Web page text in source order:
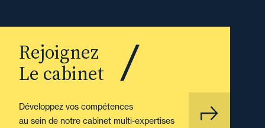
Rejoignez
Le cabinet
Développez vos compétences
au sein de notre cabinet multi-expertises